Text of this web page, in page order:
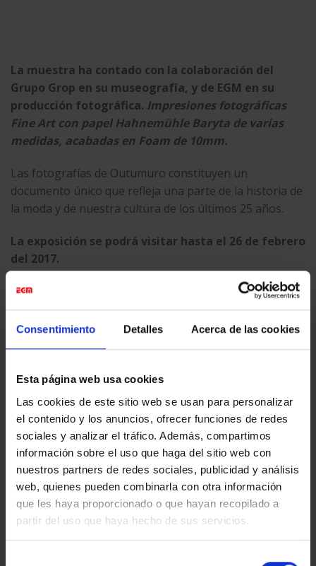
Consentimiento Detalles Acerca de las cookies
Esta página web usa cookies
Las cookies de este sitio web se usan para personalizar
el contenido y los anuncios, ofrecer funciones de redes
sociales y analizar el tráfico. Además, compartimos
información sobre el uso que haga del sitio web con
nuestros partners de redes sociales, publicidad y análisis
web, quienes pueden combinarla con otra información
que les haya proporcionado o que hayan recopilado a
partir del uso que haya hecho de sus servicios.
La muestra ha contado con la colaboración del
Grupo Grop en su museografía, y de EGM en su
producción fotográfica. Impresiones fotográficas
Fine Art con papel Hahnemühle Baryta de varias
medidas, acabadas en Foam de 10mm.
Las fotografías de Outumuro constituyen un
documento único que refleja una parte de la historia de
la moda y de nuestra cultura de los últimos 25 años.
La exposición se podrá visitar hasta el 26 de febrero
del 2017.
Printing
fotográfica
EGM_TEST
DIGITALIZACIÓN DEL
ARCHIVO HISTÓRICO DE